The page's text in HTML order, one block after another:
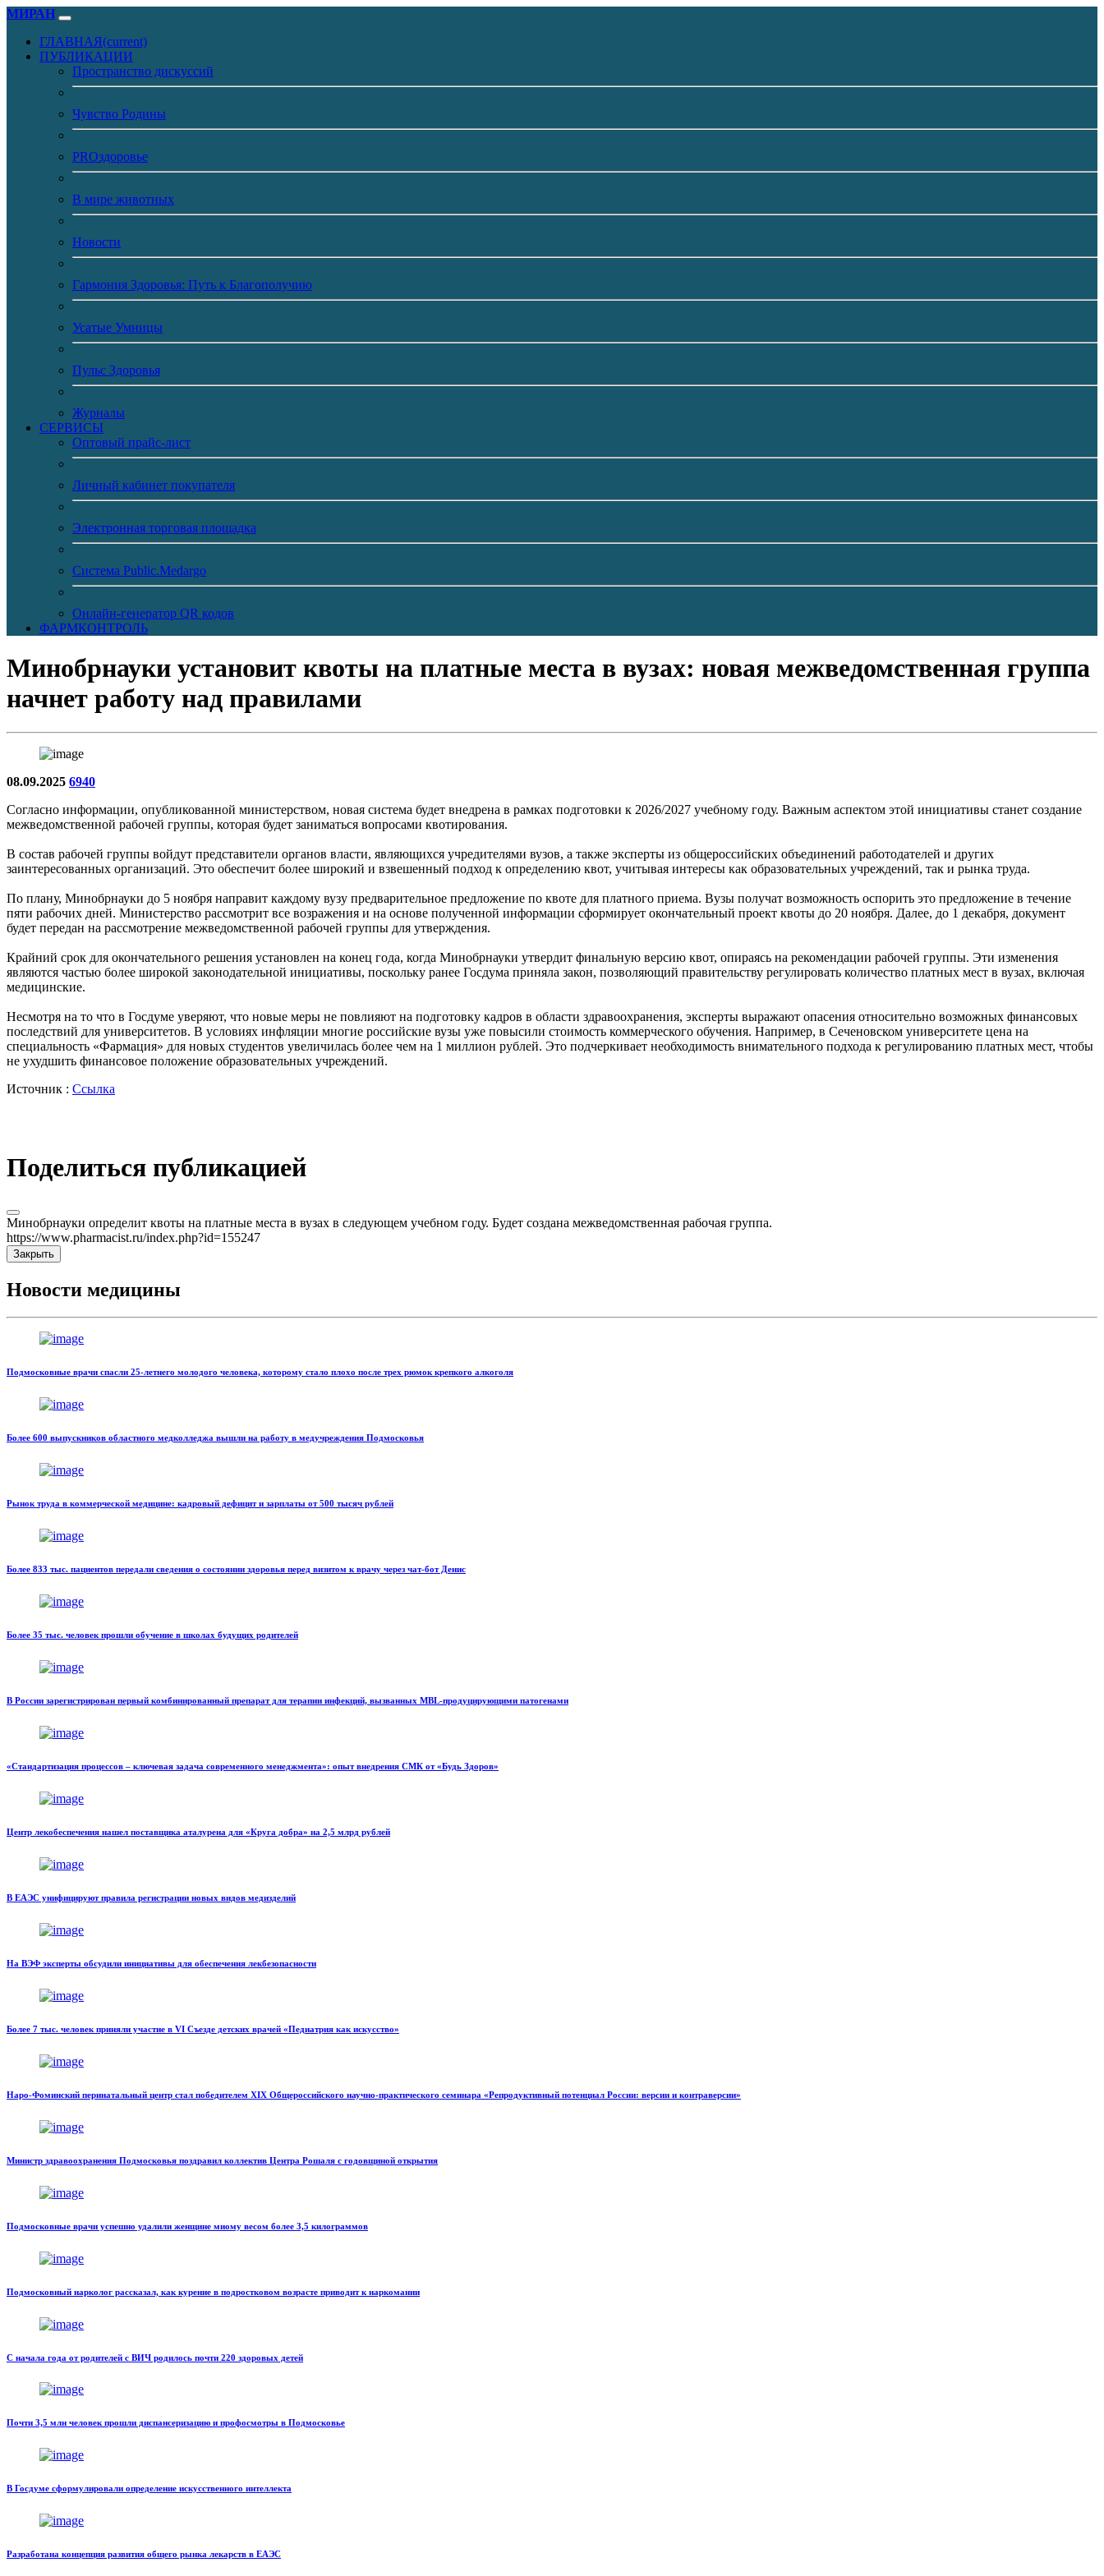
МИРАН
ГЛАВНАЯ(current)
ПУБЛИКАЦИИ
Пространство дискуссий
Чувство Родины
PROздоровье
В мире животных
Новости
Гармония Здоровья: Путь к Благополучию
Усатые Умницы
Пульс Здоровья
Журналы
CЕРВИСЫ
Оптовый прайс-лист
Личный кабинет покупателя
Электронная торговая площадка
Система Public.Medargo
Онлайн-генератор QR кодов
ФАРМКОНТРОЛЬ
Минобрнауки установит квоты на платные места в вузах: новая межведомственная группа
начнет работу над правилами
08.09.2025 6940
Согласно информации, опубликованной министерством, новая система будет внедрена в рамках подготовки к 2026/2027 учебному году. Важным аспектом этой инициативы станет создание
межведомственной рабочей группы, которая будет заниматься вопросами квотирования.
В состав рабочей группы войдут представители органов власти, являющихся учредителями вузов, а также эксперты из общероссийских объединений работодателей и других
заинтересованных организаций. Это обеспечит более широкий и взвешенный подход к определению квот, учитывая интересы как образовательных учреждений, так и рынка труда.
По плану, Минобрнауки до 5 ноября направит каждому вузу предварительное предложение по квоте для платного приема. Вузы получат возможность оспорить это предложение в течение
пяти рабочих дней. Министерство рассмотрит все возражения и на основе полученной информации сформирует окончательный проект квоты до 20 ноября. Далее, до 1 декабря, документ
будет передан на рассмотрение межведомственной рабочей группы для утверждения.
Крайний срок для окончательного решения установлен на конец года, когда Минобрнауки утвердит финальную версию квот, опираясь на рекомендации рабочей группы. Эти изменения
являются частью более широкой законодательной инициативы, поскольку ранее Госдума приняла закон, позволяющий правительству регулировать количество платных мест в вузах, включая
медицинские.
Несмотря на то что в Госдуме уверяют, что новые меры не повлияют на подготовку кадров в области здравоохранения, эксперты выражают опасения относительно возможных финансовых
последствий для университетов. В условиях инфляции многие российские вузы уже повысили стоимость коммерческого обучения. Например, в Сеченовском университете цена на
специальность «Фармация» для новых студентов увеличилась более чем на 1 миллион рублей. Это подчеркивает необходимость внимательного подхода к регулированию платных мест, чтобы
не ухудшить финансовое положение образовательных учреждений.
Источник : Ссылка
Поделиться публикацией
Минобрнауки определит квоты на платные места в вузах в следующем учебном году. Будет создана межведомственная рабочая группа.
https://www.pharmacist.ru/index.php?id=155247
Закрыть
Новости медицины
Подмосковные врачи спасли 25-летнего молодого человека, которому стало плохо после трех рюмок крепкого алкоголя
Более 600 выпускников областного медколледжа вышли на работу в медучреждения Подмосковья
Рынок труда в коммерческой медицине: кадровый дефицит и зарплаты от 500 тысяч рублей
Более 833 тыс. пациентов передали сведения о состоянии здоровья перед визитом к врачу через чат-бот Денис
Более 35 тыс. человек прошли обучение в школах будущих родителей
В России зарегистрирован первый комбинированный препарат для терапии инфекций, вызванных MBL-продуцирующими патогенами
«Стандартизация процессов – ключевая задача современного менеджмента»: опыт внедрения СМК от «Будь Здоров»
Центр лекобеспечения нашел поставщика аталурена для «Круга добра» на 2,5 млрд рублей
В ЕАЭС унифицируют правила регистрации новых видов медизделий
На ВЭФ эксперты обсудили инициативы для обеспечения лекбезопасности
Более 7 тыс. человек приняли участие в VI Съезде детских врачей «Педиатрия как искусство»
Наро-Фоминский перинатальный центр стал победителем XIX Общероссийского научно-практического семинара «Репродуктивный потенциал России: версии и контраверсии»
Министр здравоохранения Подмосковья поздравил коллектив Центра Рошаля с годовщиной открытия
Подмосковные врачи успешно удалили женщине миому весом более 3,5 килограммов
Подмосковный нарколог рассказал, как курение в подростковом возрасте приводит к наркомании
С начала года от родителей с ВИЧ родилось почти 220 здоровых детей
Почти 3,5 млн человек прошли диспансеризацию и профосмотры в Подмосковье
В Госдуме сформулировали определение искусственного интеллекта
Разработана концепция развития общего рынка лекарств в ЕАЭС